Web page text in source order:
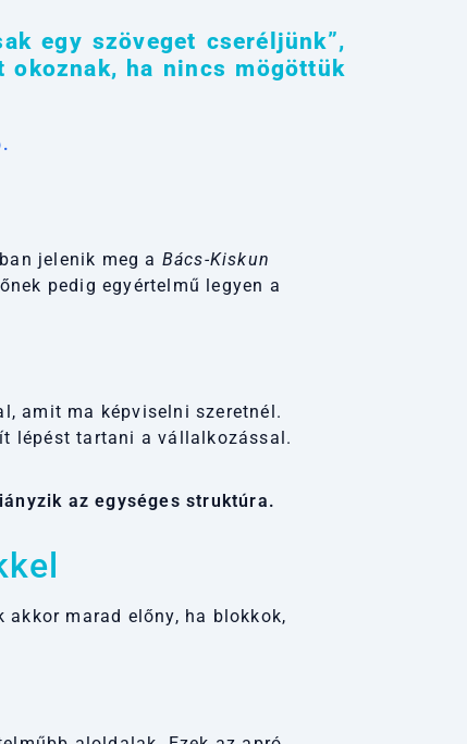
egy szöveget cseréljünk”,
okoznak, ha nincs mögöttük
jelenik meg a Bács-Kiskun
pedig egyértelmű legyen a
amit ma képviselni szeretnél.
lépést tartani a vállalkozással.
az egységes struktúra.
akkor marad előny, ha blokkok,